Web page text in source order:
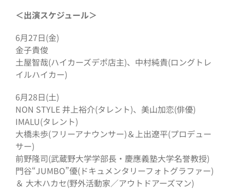
＜出演スケジュール＞
6月27日(金)
金子貴俊
土屋智哉(ハイカーズデポ店主)、中村純貴(ロングトレ
イルハイカー)
6月28日(土)
NON STYLE 井上裕介(タレント)、美山加恋(俳優)
IMALU(タレント)
大橋未歩(フリーアナウンサー)＆上出遼平(プロデュー
サー)
前野隆司(武蔵野大学学部長・慶應義塾大学名誉教授)
門谷“JUMBO”優(ドキュメンタリーフォトグラファー)
＆ 大木ハカセ(野外活動家／アウトドアーズマン)